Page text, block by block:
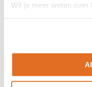
Wil je meer weten over